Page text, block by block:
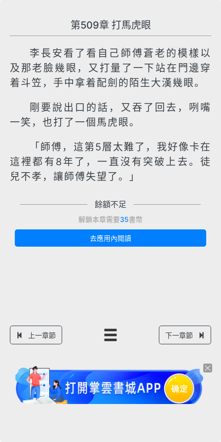
第509章 打馬虎眼
李長安看了看自己師傅蒼老的模樣以
及那老臉幾眼，又打量了一下站在門邊穿
着斗笠，手中拿着配劍的陌生大漢幾眼。
剛要說出口的話，又吞了回去，咧嘴
一笑，也打了一個馬虎眼。
「師傅，這第5層太難了，我好像卡在
這裡都有8年了，一直沒有突破上去。徒
兒不孝，讓師傅失望了。」
餘額不足
解鎖本章需要35書幣
去應用內閱讀
上一章節 下一章節